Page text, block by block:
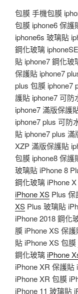
包膜 手機包膜
包膜 iphone6 保
iphone6s 玻璃貼
鋼化玻璃
貼 iphone7 鋼化玻
保護貼 iphone7
plus 包膜 iphone7
護貼 iphone7 可
iphone7 滿版保護
iphone7 plus 可防
貼 iphone7 plus
XZP 滿版保護貼
包膜 iphone8 保護
玻璃貼 iPhone 8
鋼化玻璃 iPhone
iPhone XS Plus 保
XS Plus 玻璃貼
iPhone 2018 鋼化
膜 iPhone XS 保
貼 iPhone XS 包膜
鋼化玻璃iPhone
iPhone XR 保護貼
iPhone XR 包膜
iPhone 11 玻璃貼